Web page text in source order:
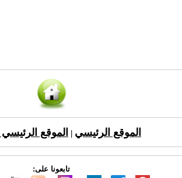
الموقع الرئيسي الموقع
تابعونا على: